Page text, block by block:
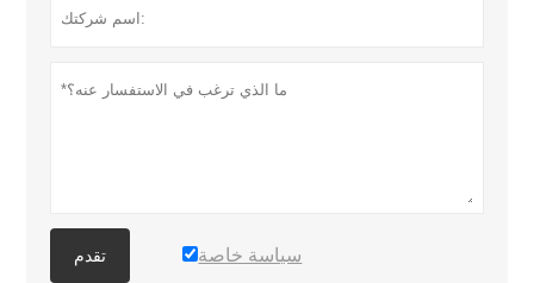
تقدم سياسة خاصة